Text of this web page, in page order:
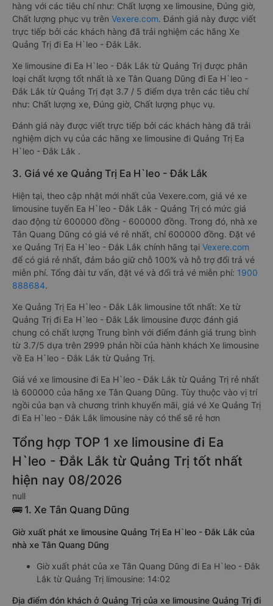
hàng với các tiêu chí như: Chất lượng xe limousine, Đúng giờ,
Chất lượng phục vụ trên Vexere.com. Đánh giá này được viết
trực tiếp bởi các khách hàng đã trải nghiệm các hãng Xe
Quảng Trị đi Ea H`leo - Đắk Lắk.
Xe limousine đi Ea H`leo - Đắk Lắk từ Quảng Trị được phân
loại chất lượng tốt nhất là xe Tân Quang Dũng đi Ea H`leo -
Đắk Lắk từ Quảng Trị đạt 3.7 / 5 điểm dựa trên các tiêu chí
như: Chất lượng xe, Đúng giờ, Chất lượng phục vụ.
Đánh giá này được viết trực tiếp bởi các khách hàng đã trải
nghiệm dịch vụ của các hãng xe limousine đi Quảng Trị Ea
H`leo - Đắk Lắk .
3. Giá vé xe Quảng Trị Ea H`leo - Đắk Lắk
Hiện tại, theo cập nhật mới nhất của Vexere.com, giá vé xe
limousine tuyến Ea H`leo - Đắk Lắk - Quảng Trị có mức giá
dao động từ 600000 đồng - 600000 đồng. Trong đó, nhà xe
Tân Quang Dũng có giá vé rẻ nhất, chỉ 600000 đồng. Đặt vé
xe Quảng Trị Ea H`leo - Đắk Lắk chính hãng tại Vexere.com
để có giá rẻ nhất, đảm bảo giữ chỗ 100% và hỗ trợ đổi trả vé
miễn phí. Tổng đài tư vấn, đặt vé và đổi trả vé miễn phí: 1900
888684.
Xe Quảng Trị Ea H`leo - Đắk Lắk limousine tốt nhất: Xe từ
Quảng Trị đi Ea H`leo - Đắk Lắk limousine được đánh giá
chung có chất lượng Trung bình với điểm đánh giá trung bình
từ 3.7/5 dựa trên 2999 phản hồi của hành khách Xe limousine
về Ea H`leo - Đắk Lắk từ Quảng Trị.
Giá vé xe limousine đi Ea H`leo - Đắk Lắk từ Quảng Trị rẻ nhất
là 600000 của hãng xe Tân Quang Dũng. Tùy thuộc vào vị trí
ngồi của bạn và chương trình khuyến mãi, giá vé Xe Quảng Trị
đi Ea H`leo - Đắk Lắk limousine này có thể sẽ rẻ hơn
Tổng hợp TOP 1 xe limousine đi Ea
H`leo - Đắk Lắk từ Quảng Trị tốt nhất
hiện nay 08/2026
null
🚌 1. Xe Tân Quang Dũng
Giờ xuất phát xe limousine Quảng Trị Ea H`leo - Đắk Lắk của
nhà xe Tân Quang Dũng
Giờ xuất phát của xe Tân Quang Dũng đi Ea H`leo - Đắk
Lắk từ Quảng Trị limousine: 14:02
Địa điểm đón khách ở Quảng Trị của xe limousine Quảng Trị đi